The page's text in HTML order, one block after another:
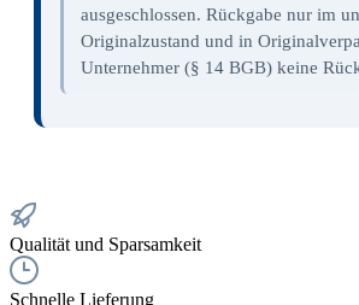
ausgeschlossen. Rückgabe nur im
Originalzustand und in
Unternehmer (§ 14 BGB) keine
Qualität und Sparsamkeit
Schnelle Lieferung